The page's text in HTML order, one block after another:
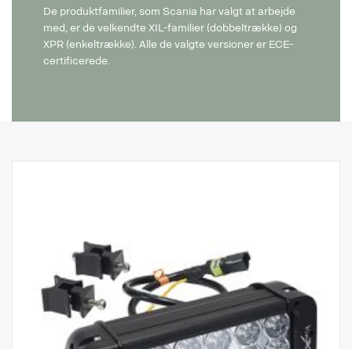
De produktfamilier, som Scania har valgt at arbejde
med, er de velkendte XIL-familier (dobbeltrække) og
XPR (enkeltrække). Alle de valgte versioner er ECE-
certificerede.